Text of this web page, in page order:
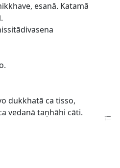
esanā. Katamā
dukkhatā ca tisso,
vedanā taṇhāhi cāti.